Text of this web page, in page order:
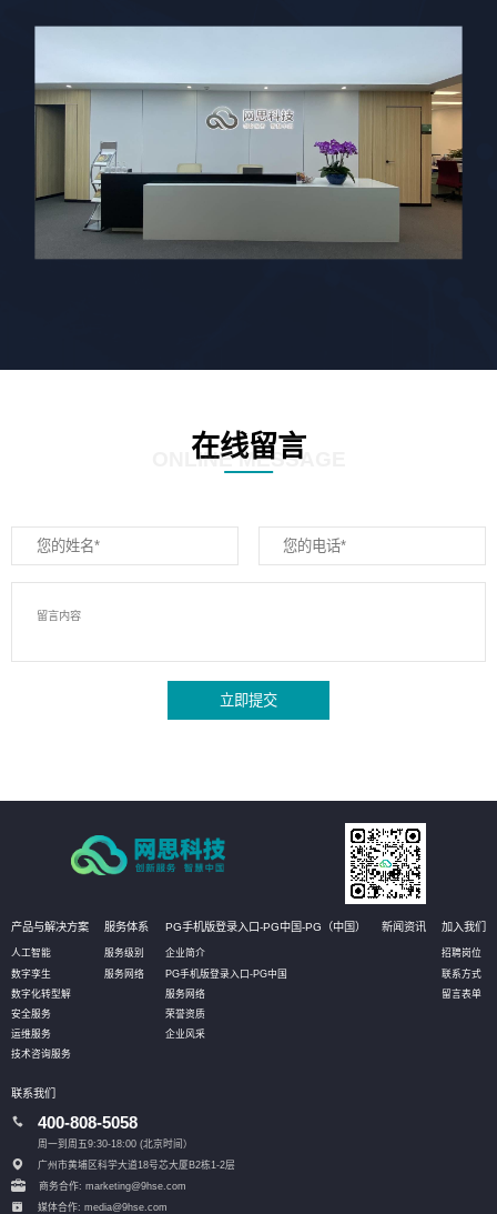
在线留言
ONLINE MESSAGE
立即提交
产品与解决方案
人工智能
数字孪生
数字化转型解
安全服务
运维服务
技术咨询服务
服务体系
服务级别
服务网络
PG手机版登录入口-PG中国-PG（中国）
企业简介
PG手机版登录入口-PG中国
服务网络
荣誉资质
企业风采
新闻资讯 加入我们
招聘岗位
联系方式
留言表单
联系我们
400-808-5058
周一到周五9:30-18:00 (北京时间）
广州市黄埔区科学大道18号芯大厦B2栋1-2层
商务合作: marketing@9hse.com
媒体合作: media@9hse.com